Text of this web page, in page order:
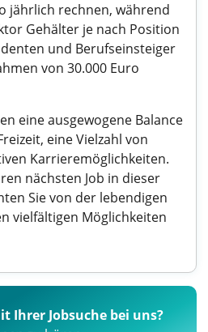
jährlich rechnen, während
Gehälter je nach Position
und Berufseinsteiger
von 30.000 Euro
eine ausgewogene Balance
eine Vielzahl von
Karrieremöglichkeiten.
nächsten Job in dieser
Sie von der lebendigen
vielfältigen Möglichkeiten
Ihrer Jobsuche bei uns?